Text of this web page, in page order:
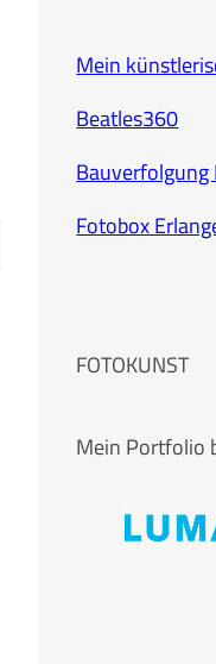
Mein
Beatles360
Bauverfolgung
Fotobox
FOTOKUNST
Mein Portfolio